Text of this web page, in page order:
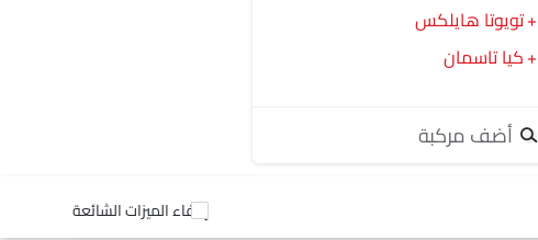
تويوتا هايلكس
كيا تاسمان
أضف مركبة
إخفاء الميزات الشائعة